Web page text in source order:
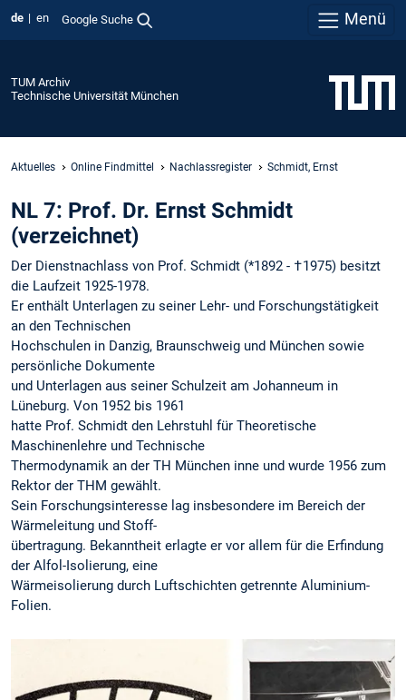
de en Google Suche Menü
TUM Archiv
Technische Universität München
Aktuelles Online Findmittel Nachlassregister Schmidt, Ernst
NL 7: Prof. Dr. Ernst Schmidt
(verzeichnet)
Der Dienstnachlass von Prof. Schmidt (*1892 - †1975) besitzt
die Laufzeit 1925-1978.
Er enthält Unterlagen zu seiner Lehr- und Forschungstätigkeit
an den Technischen
Hochschulen in Danzig, Braunschweig und München sowie
persönliche Dokumente
und Unterlagen aus seiner Schulzeit am Johanneum in
Lüneburg. Von 1952 bis 1961
hatte Prof. Schmidt den Lehrstuhl für Theoretische
Maschinenlehre und Technische
Thermodynamik an der TH München inne und wurde 1956 zum
Rektor der THM gewählt.
Sein Forschungsinteresse lag insbesondere im Bereich der
Wärmeleitung und Stoff-
übertragung. Bekanntheit erlagte er vor allem für die Erfindung
der Alfol-Isolierung, eine
Wärmeisolierung durch Luftschichten getrennte Aluminium-
Folien.